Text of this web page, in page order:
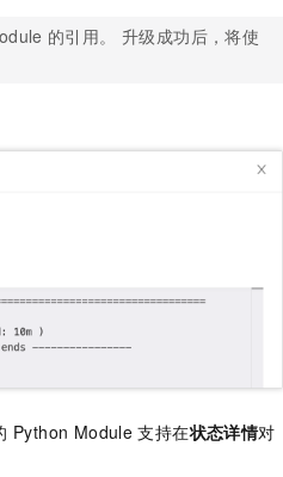
的引用。 升级成功后，将使
Python Module 支持在状态详情对